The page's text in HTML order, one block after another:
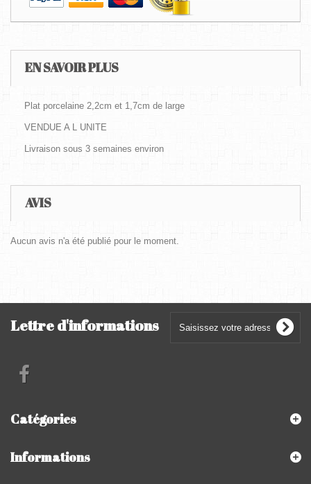
EN SAVOIR PLUS
Plat porcelaine 2,2cm et 1,7cm de large
VENDUE A L UNITE
Livraison sous 3 semaines environ
AVIS
Aucun avis n'a été publié pour le moment.
Lettre d'informations
Catégories
Informations